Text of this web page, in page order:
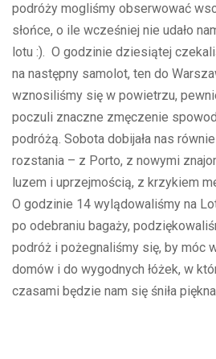
podróży mogliśmy obserwować
słońce, o ile wcześniej nie udało
lotu :). O godzinie dziesiątej
na następny samolot, ten do
wznosiliśmy się w powietrzu,
poczuli znaczne zmęczenie
podróżą. Sobota dobijała nas
rozstania – z Porto, z nowymi
luzem i uprzejmością, z krzykiem
O godzinie 14 wylądowaliśmy na
po odebraniu bagaży,
podróż i pożegnaliśmy się, by móc
domów i do wygodnych łóżek, w
czasami będzie nam się śniła